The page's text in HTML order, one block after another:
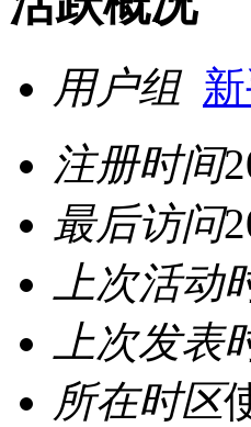
用户组
注册时间
最后访问
上次活动
上次发表
所在时区